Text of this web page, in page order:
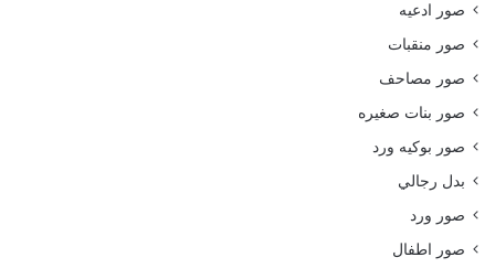
صور ادعيه
صور منقبات
صور مصاحف
صور بنات صغيره
صور بوكيه ورد
بدل رجالي
صور ورد
صور اطفال